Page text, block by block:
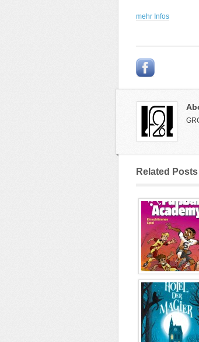
mehr Infos
Related Posts